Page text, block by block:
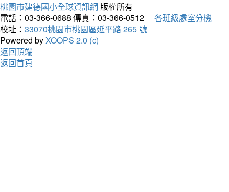
桃園市建德國小全球資訊網 版權所有
電話：03-366-0688 傳真：03-366-0512
各班級處室分機
校址： 33070桃園市桃園區延平路 265 號
Powered byXOOPS 2.0 (c)
返回頂端
返回首頁